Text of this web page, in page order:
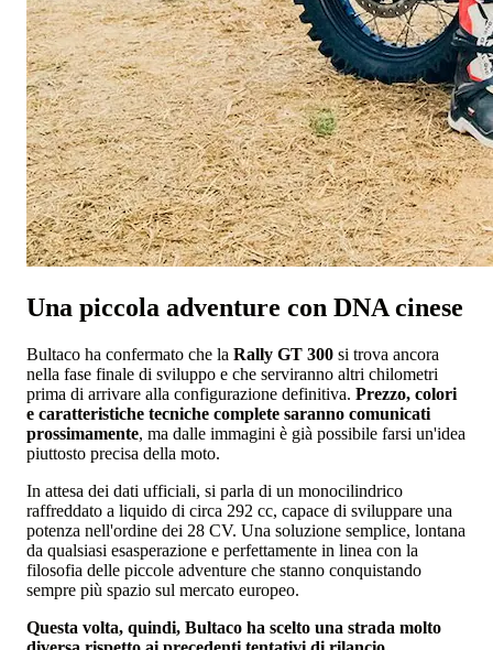
Una piccola adventure con DNA cinese
Bultaco ha confermato che la Rally GT 300 si trova ancora
nella fase finale di sviluppo e che serviranno altri chilometri
prima di arrivare alla configurazione definitiva. Prezzo, colori
e caratteristiche tecniche complete saranno comunicati
prossimamente, ma dalle immagini è già possibile farsi un'idea
piuttosto precisa della moto.
In attesa dei dati ufficiali, si parla di un monocilindrico
raffreddato a liquido di circa 292 cc, capace di sviluppare una
potenza nell'ordine dei 28 CV. Una soluzione semplice, lontana
da qualsiasi esasperazione e perfettamente in linea con la
filosofia delle piccole adventure che stanno conquistando
sempre più spazio sul mercato europeo.
Questa volta, quindi, Bultaco ha scelto una strada molto